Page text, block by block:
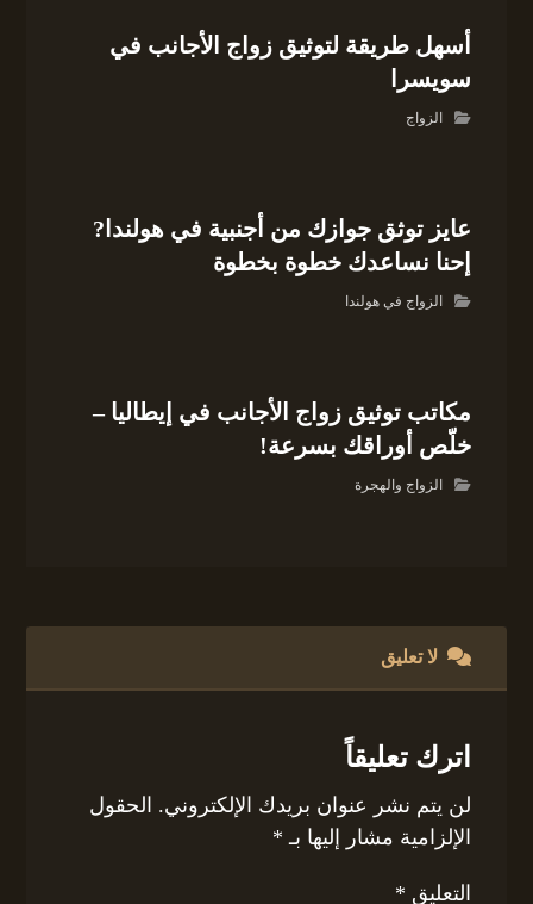
أسهل طريقة لتوثيق زواج الأجانب في
سويسرا
الزواج
عايز توثق جوازك من أجنبية في هولندا?
إحنا نساعدك خطوة بخطوة
الزواج في هولندا
مكاتب توثيق زواج الأجانب في إيطاليا –
خلّص أوراقك بسرعة!
الزواج والهجرة
لا تعليق
اترك تعليقاً
لن يتم نشر عنوان بريدك الإلكتروني. الحقول
الإلزامية مشار إليها بـ *
التعليق *